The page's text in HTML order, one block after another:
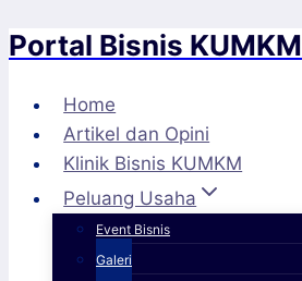
Skip
content
Portal Bisnis KUMKM
Home
Artikel dan Opini
Klinik Bisnis KUMKM
Peluang Usaha
Event Bisnis
Galeri